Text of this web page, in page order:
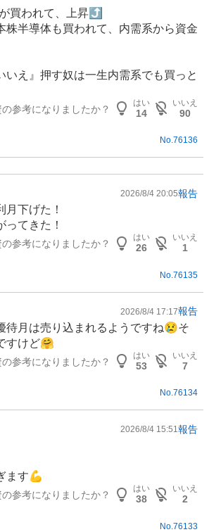
買われて、上昇⤴️
株半導体も買われて、内需系から資金
いえ』押す奴は一生内需系でも買っと
参考になりましたか？
はい
14
いいえ
90
No.76136
2026/8/4 20:05報告
月下げた！
ってきた！
参考になりましたか？
はい
26
いいえ
1
No. 76135
2026/8/4 17:17報告
待月は売り込まれるようですね😢そ
すけど🤗
参考になりましたか？
はい
53
いいえ
7
No.76134
2026/8/4 15:51報告
ます💪
参考になりましたか？
はい
38
いいえ
2
No. 76133